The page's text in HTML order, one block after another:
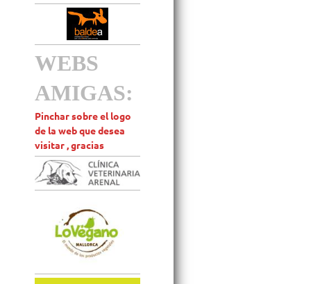
WEBS
AMIGAS:
Pinchar sobre el logo
de la web que desea
visitar , gracias